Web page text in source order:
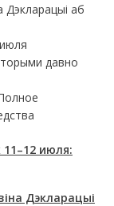
Дэкларацыі аб
давно
июля:
Дэкларацыі